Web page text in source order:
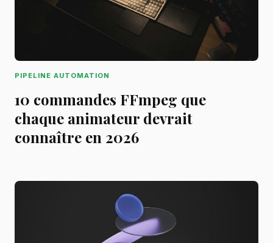
PIPELINE AUTOMATION
10 commandes FFmpeg que
chaque animateur devrait
connaître en 2026